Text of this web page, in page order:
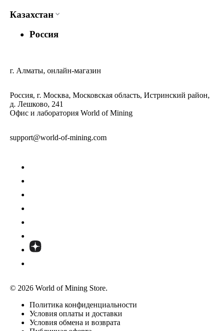
Казахстан
Россия
г. Алматы, онлайн-магазин
Россия, г. Москва, Московская область, Истринский район,
д. Лешково, 241
Офис и лаборатория World of Mining
support@world-of-mining.com
© 2026 World of Mining Store.
Политика конфиденциальности
Условия оплаты и доставки
Условия обмена и возврата